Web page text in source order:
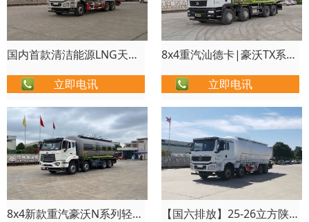
国内首款清洁能源LNG天然气干混砂浆车/6x4陕汽德龙M3000国六排放干粉砂浆罐车
立即电讯
8x4重汽汕德卡|豪沃TX系列|新款豪沃N系列全品系【国六排放】25-26立方干混砂浆罐车价格优惠促销
立即电讯
8x4新款重汽豪沃N系列轻量化粉粒物料运输车（皮重15吨）
【国六排放】25-26立方陕汽德龙M3000系列粉粒物料运输车/8x4陕汽德龙SGZ5310GFLSX6型干混砂浆运输车